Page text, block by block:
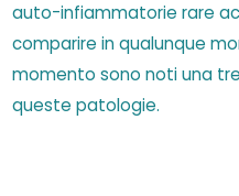
auto-infiammatorie rare
comparire in qualunque
momento sono noti una
queste patologie.